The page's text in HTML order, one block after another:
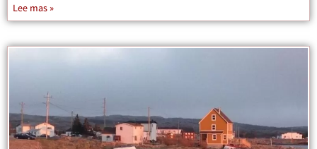
Lee mas »